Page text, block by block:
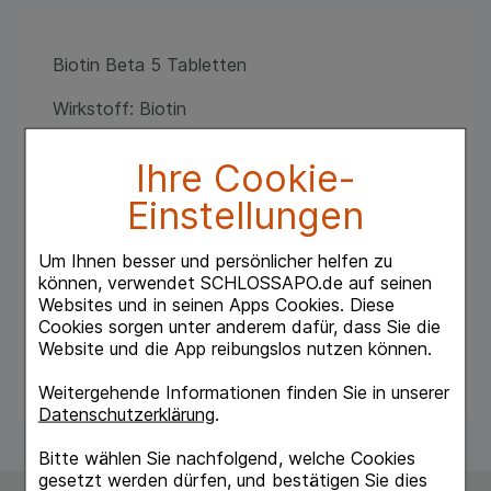
Ihre Cookie-
Einstellungen
Um Ihnen besser und persönlicher helfen zu
können, verwendet SCHLOSSAPO.de auf seinen
Websites und in seinen Apps Cookies. Diese
Cookies sorgen unter anderem dafür, dass Sie die
Website und die App reibungslos nutzen können.
Weitergehende Informationen finden Sie in unserer
Datenschutzerklärung.
Bitte wählen Sie nachfolgend, welche Cookies
gesetzt werden dürfen, und bestätigen Sie dies
Biotin Beta 5 Tabletten
Wirkstoff: Biotin
Vitamin für schöne Haut, Haare und Nägel
Prophylaxe und Therapie von Biotin-
Mangelzuständen. Zur Prophylaxe sind weniger
als 0,2 mg Biotin am Tag ausreichend. Therapie
von Biotin-Mangelzuständen beim sehr
seltenen biotinabhängigen, multiplen
Carboxylasemangel.
Hinweis: Biotin beta 5 enthält Lactose.